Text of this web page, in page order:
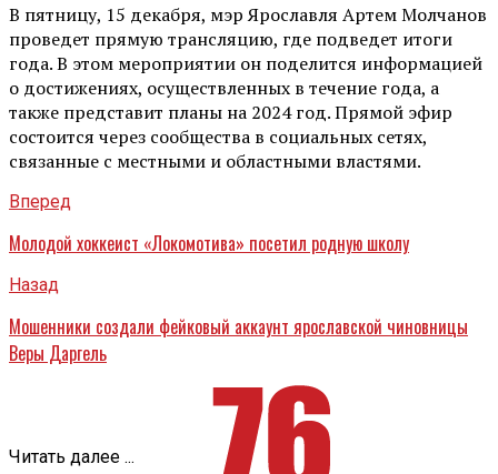
В пятницу, 15 декабря, мэр Ярославля Артем Молчанов
проведет прямую трансляцию, где подведет итоги
года. В этом мероприятии он поделится информацией
о достижениях, осуществленных в течение года, а
также представит планы на 2024 год. Прямой эфир
состоится через сообщества в социальных сетях,
связанные с местными и областными властями.
Вперед
Молодой хоккеист «Локомотива» посетил родную школу
Назад
Мошенники создали фейковый аккаунт ярославской чиновницы
Веры Даргель
Читать далее ...